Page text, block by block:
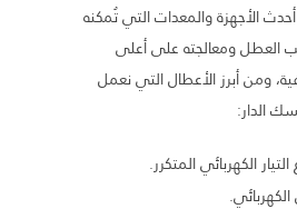
الأجهزة والمعدات التي تُمكنه
ومعالجته على أعلى
ومن أبرز الأعطال التي نعمل
الدار:
الكهربائي المتكرر.